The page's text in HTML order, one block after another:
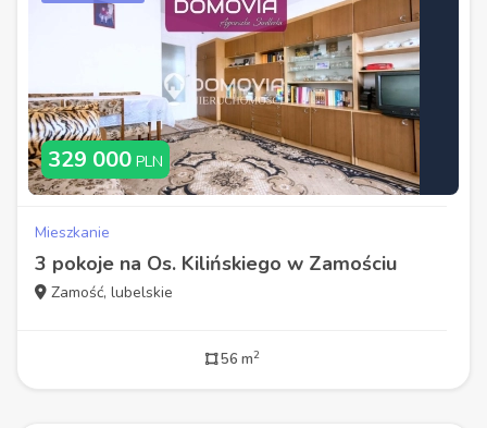
329 000 PLN
Mieszkanie
3 pokoje na Os. Kilińskiego w Zamościu
Zamość, lubelskie
56 m2